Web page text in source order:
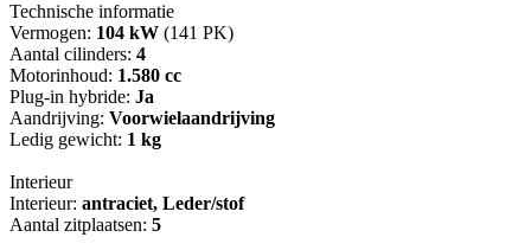
Technische informatie
Vermogen: 104 kW (141 PK)
Aantal cilinders: 4
Motorinhoud: 1.580 cc
Plug-in hybride: Ja
Aandrijving: Voorwielaandrijving
Ledig gewicht: 1 kg
Interieur
Interieur: antraciet, Leder/stof
Aantal zitplaatsen: 5